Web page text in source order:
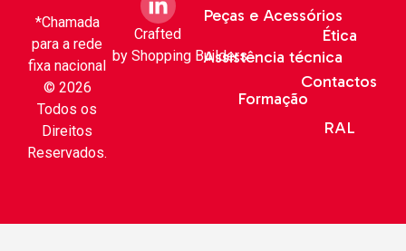
*Chamada
para a rede
fixa nacional
© 2026
Todos os
Direitos
Reservados.
Peças e Acessórios
Assistência técnica
Formação
Ética
Contactos
RAL
Crafted
by Shopping Builders